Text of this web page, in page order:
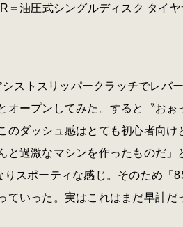
＝油圧式シングルディスク タイ
ストスリッパークラッチでレバ
ープンしてみた。すると〝おぉ
のダッシュ感はとても初心者向け
と過激なマシンを作ったものだ」
スポーティな感じ。そのため「
ていった。実はこれはまだ早計だ